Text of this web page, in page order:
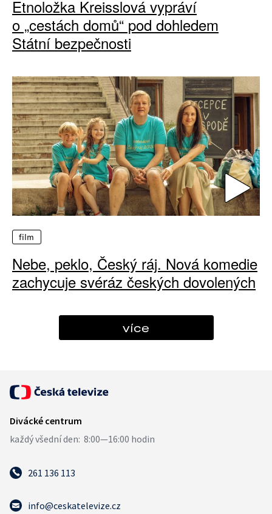
Etnoložka Kreisslová vypráví
o „cestách domů“ pod dohledem
Státní bezpečnosti
film
Nebe, peklo, Český ráj. Nová komedie
zachycuje svéráz českých dovolených
více
261 136 113
info@ceskatelevize.cz